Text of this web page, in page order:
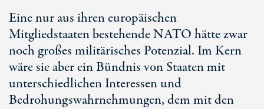
Eine nur aus ihren europäischen
Mitgliedstaaten bestehende NATO hätte zwar
noch großes militärisches Potenzial. Im Kern
wäre sie aber ein Bündnis von Staaten mit
unterschiedlichen Interessen und
Bedrohungswahrnehmungen, dem mit den